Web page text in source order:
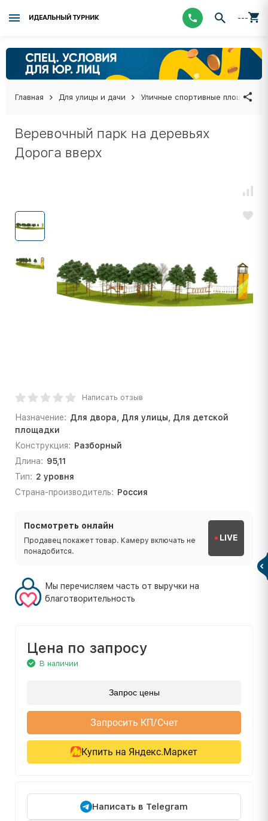
ИДЕАЛЬНЫЙ ТУРНИК ---
Главная Для улицы и дачи Уличные спортивные площадки
Веревочный парк на деревьях
Дорога вверх
Написать отзыв
Назначение: Для двора, Для улицы, Для детской
площадки
Конструкция: Разборный
Длина: 95,11
Тип: 2 уровня
Страна-производитель: Россия
Посмотреть онлайн
Продавец покажет товар. Камеру включать не
понадобится.
LIVE
Мы перечисляем часть от выручки на
благотворительность
Цена по запросу
В наличии
Запрос цены
Запросить КП/Счет
Купить на Яндекс.Маркет
Написать в Telegram